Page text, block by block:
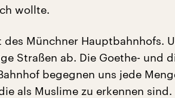
wollte.
Münchner Hauptbahnhofs.
Straßen ab. Die Goethe- und
begegnen uns jede
als Muslime zu erkennen sind.